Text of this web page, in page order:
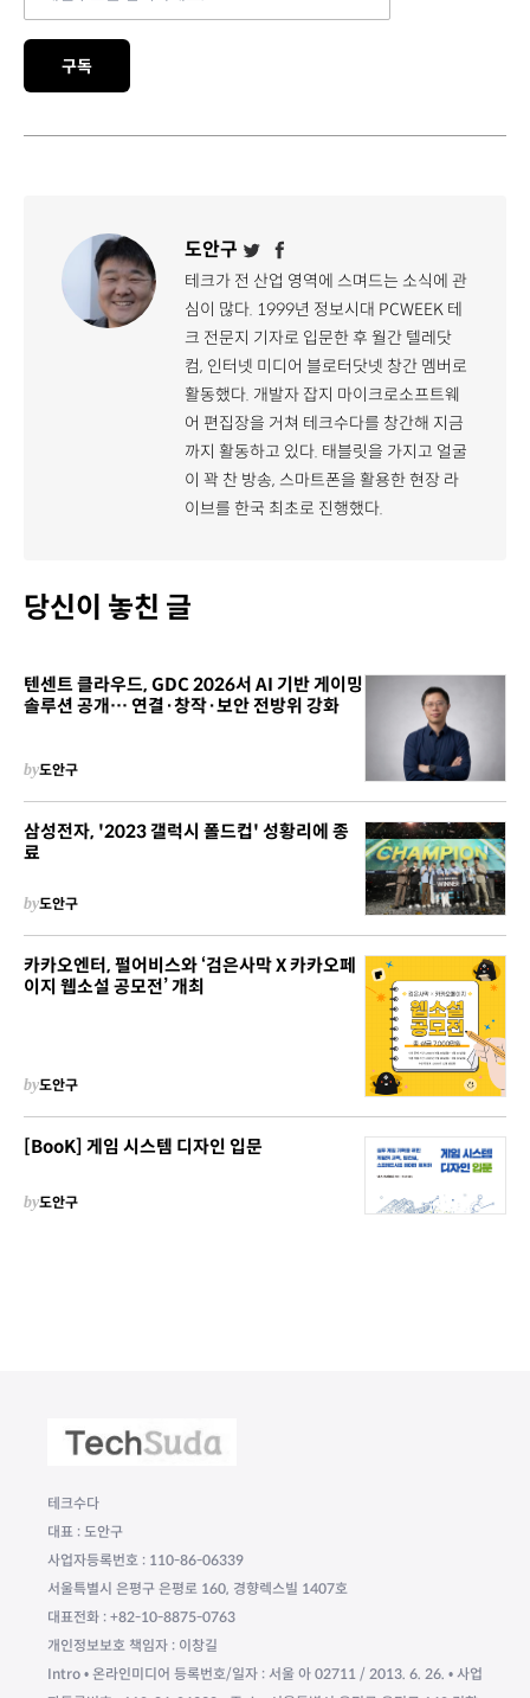
구독
도안구
테크가 전 산업 영역에 스며드는 소식에 관
심이 많다. 1999년 정보시대 PCWEEK 테
크 전문지 기자로 입문한 후 월간 텔레닷
컴, 인터넷 미디어 블로터닷넷 창간 멤버로
활동했다. 개발자 잡지 마이크로소프트웨
어 편집장을 거쳐 테크수다를 창간해 지금
까지 활동하고 있다. 태블릿을 가지고 얼굴
이 꽉 찬 방송, 스마트폰을 활용한 현장 라
이브를 한국 최초로 진행했다.
당신이 놓친 글
텐센트 클라우드, GDC 2026서 AI 기반 게이밍
솔루션 공개… 연결·창작·보안 전방위 강화
by도안구
삼성전자, '2023 갤럭시 폴드컵' 성황리에 종
료
by도안구
카카오엔터, 펄어비스와 ‘검은사막 X 카카오페
이지 웹소설 공모전’ 개최
by도안구
[BooK] 게임 시스템 디자인 입문
by도안구
테크수다
대표 : 도안구
사업자등록번호 : 110-86-06339
서울특별시 은평구 은평로 160, 경향렉스빌 1407호
대표전화 : +82-10-8875-0763
개인정보보호 책임자 : 이창길
Intro • 온라인미디어 등록번호/일자 : 서울 아 02711 / 2013. 6. 26. • 사업